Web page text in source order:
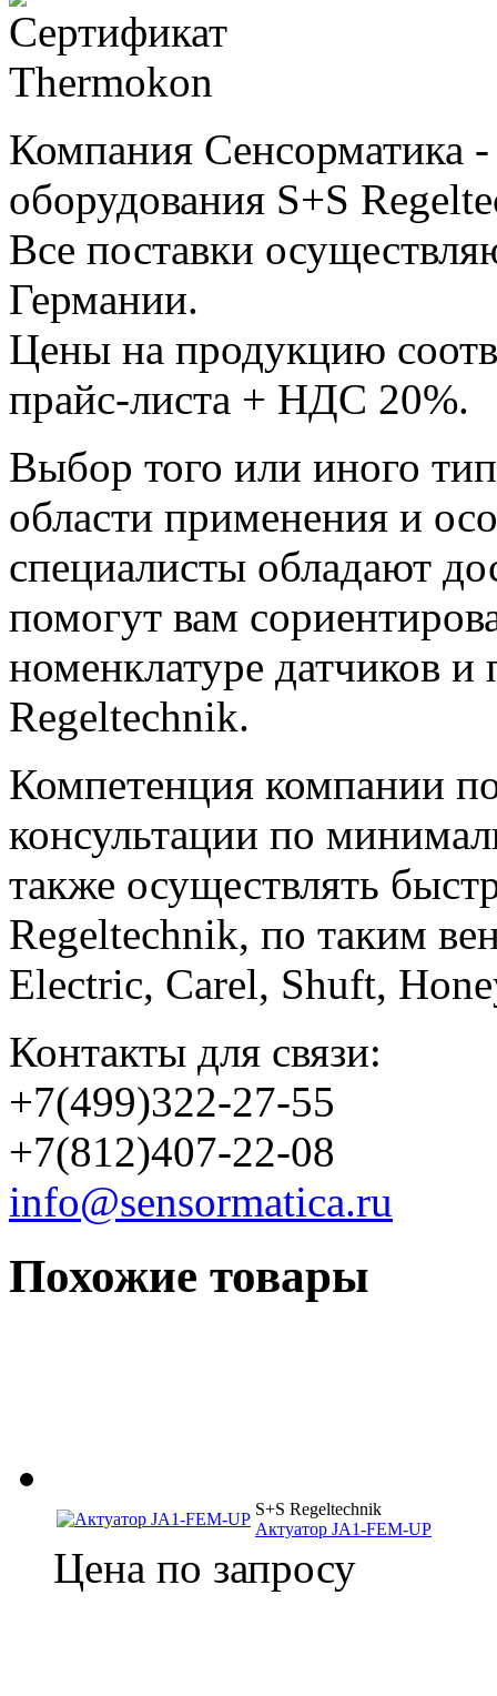
Компания Сенсорматика
оборудования S+S
Все поставки
Германии.
Цены на продукцию
прайс-листа + НДС 20%.
Выбор того или иного
области применения и
специалисты обладают
помогут вам
номенклатуре датчиков и
Regeltechnik.
Компетенция компании
консультации по
также осуществлять
Regeltechnik, по таким
Electric, Carel, Shuft,
Контакты для связи:
+7(499)322-27-55
+7(812)407-22-08
info@sensormatica.ru
Похожие товары
S+S Regeltechnik
Актуатор JA1-FEM-UP
Цена по запросу